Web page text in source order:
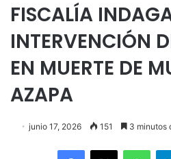
FISCALÍA
INTERVENCIÓN
EN MUERTE DE
AZAPA
junio 17, 2026 151 3 minutos
Facebook
X